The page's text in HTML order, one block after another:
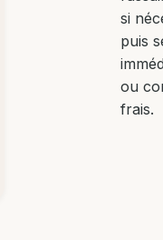
si
puis
ou
frais.